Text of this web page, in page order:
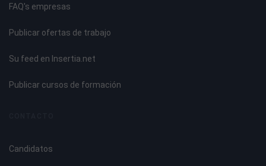
FAQ's empresas
Publicar ofertas de trabajo
Su feed en Insertia.net
Publicar cursos de formación
Candidatos